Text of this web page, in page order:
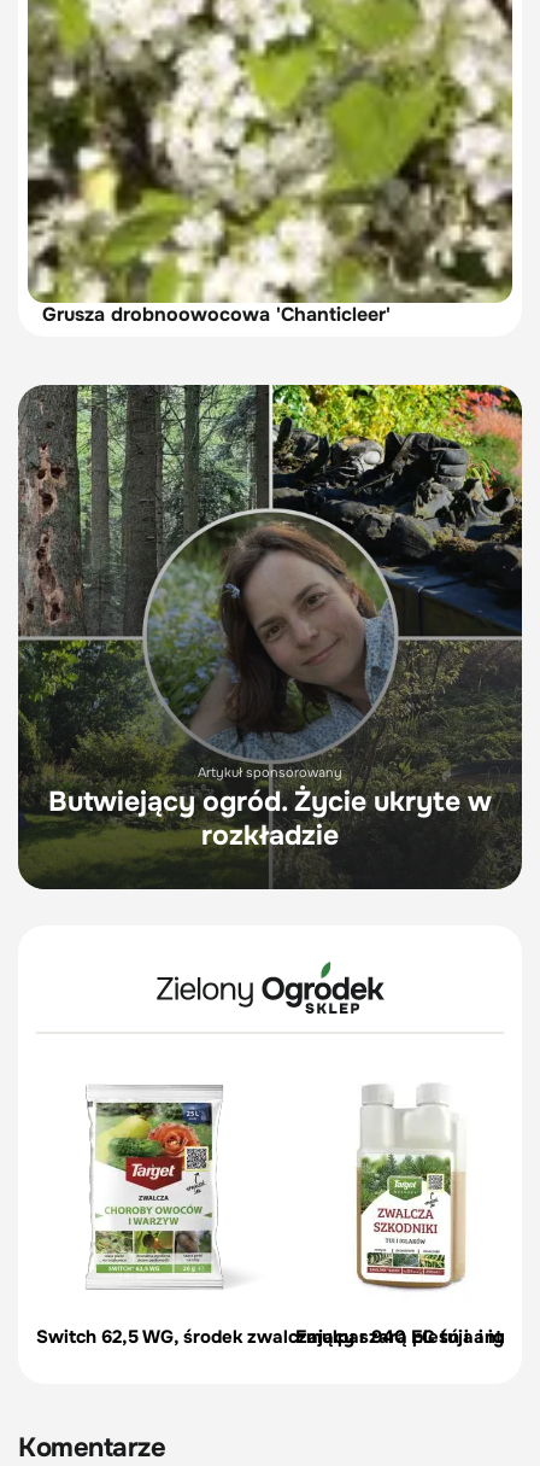
Grusza drobnoowocowa 'Chanticleer'
Artykuł sponsorowany
Butwiejący ogród. Życie ukryte w
rozkładzie
Switch 62,5 WG, środek zwalczający szarą pleśń i
Emulpar 940 EC tuja i iglaki
Komentarze